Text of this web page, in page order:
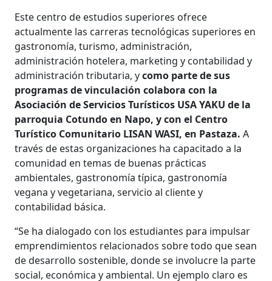
Este centro de estudios superiores ofrece
actualmente las carreras tecnológicas superiores en
gastronomía, turismo, administración,
administración hotelera, marketing y contabilidad y
administración tributaria, ycomo parte de sus
programas de vinculación colabora con la
Asociación de Servicios Turísticos USA YAKU de la
parroquia Cotundo en Napo, y con el Centro
Turístico Comunitario LISAN WASI, en Pastaza. A
través de estas organizaciones ha capacitado a la
comunidad en temas de buenas prácticas
ambientales, gastronomía típica, gastronomía
vegana y vegetariana, servicio al cliente y
contabilidad básica.
“Se ha dialogado con los estudiantes para impulsar
emprendimientos relacionados sobre todo que sean
de desarrollo sostenible, donde se involucre la parte
social, económica y ambiental. Un ejemplo claro es